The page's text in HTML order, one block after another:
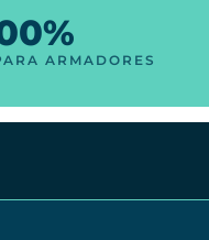
ARMADORES